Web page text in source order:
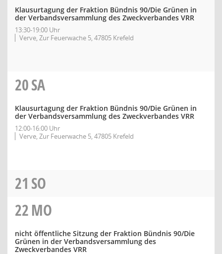
Klausurtagung der Fraktion Bündnis 90/Die Grünen in
der Verbandsversammlung des Zweckverbandes VRR
13:30-19:00 Uhr
Verve, Zur Feuerwache 5, 47805 Krefeld
20SA
Klausurtagung der Fraktion Bündnis 90/Die Grünen in
der Verbandsversammlung des Zweckverbandes VRR
12:00-16:00 Uhr
Verve, Zur Feuerwache 5, 47805 Krefeld
21 SO
22MO
nicht öffentliche Sitzung der Fraktion Bündnis 90/Die
Grünen in der Verbandsversammlung des
Zweckverbandes VRR